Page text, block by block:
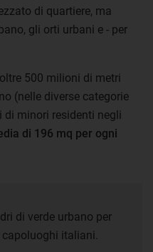
di quartiere, ma
gli orti urbani e - per
500 milioni di metri
(nelle diverse categorie
minori residenti negli
di 196 mq per ogni
di verde urbano per
capoluoghi italiani.